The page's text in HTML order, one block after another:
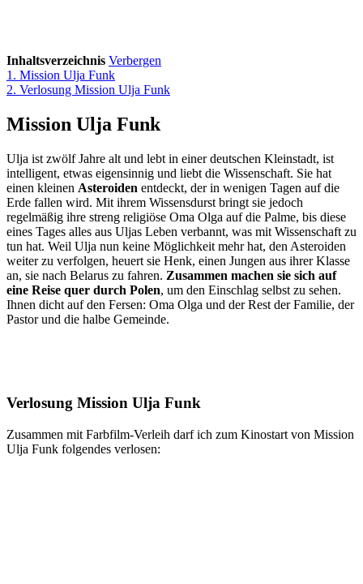
Inhaltsverzeichnis Verbergen
1. Mission Ulja Funk
2. Verlosung Mission Ulja Funk
Mission Ulja Funk
Ulja ist zwölf Jahre alt und lebt in einer deutschen Kleinstadt, ist
intelligent, etwas eigensinnig und liebt die Wissenschaft. Sie hat
einen kleinen Asteroiden entdeckt, der in wenigen Tagen auf die
Erde fallen wird. Mit ihrem Wissensdurst bringt sie jedoch
regelmäßig ihre streng religiöse Oma Olga auf die Palme, bis diese
eines Tages alles aus Uljas Leben verbannt, was mit Wissenschaft zu
tun hat. Weil Ulja nun keine Möglichkeit mehr hat, den Asteroiden
weiter zu verfolgen, heuert sie Henk, einen Jungen aus ihrer Klasse
an, sie nach Belarus zu fahren. Zusammen machen sie sich auf
eine Reise quer durch Polen, um den Einschlag selbst zu sehen.
Ihnen dicht auf den Fersen: Oma Olga und der Rest der Familie, der
Pastor und die halbe Gemeinde.
Verlosung Mission Ulja Funk
Zusammen mit Farbfilm-Verleih darf ich zum Kinostart von Mission
Ulja Funk folgendes verlosen: